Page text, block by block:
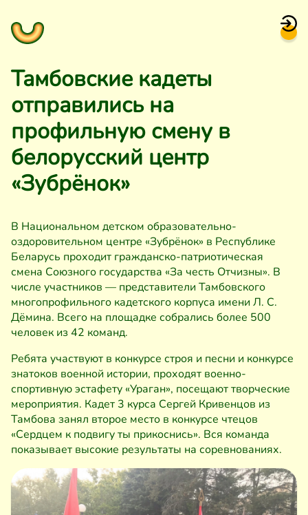
Тамбовские кадеты
отправились на
профильную смену в
белорусский центр
«Зубрёнок»
В Национальном детском образовательно-
оздоровительном центре «Зубрёнок» в Республике
Беларусь проходит гражданско-патриотическая
смена Союзного государства «За честь Отчизны». В
числе участников — представители Тамбовского
многопрофильного кадетского корпуса имени Л. С.
Дёмина. Всего на площадке собрались более 500
человек из 42 команд.
Ребята участвуют в конкурсе строя и песни и конкурсе
знатоков военной истории, проходят военно-
спортивную эстафету «Ураган», посещают творческие
мероприятия. Кадет 3 курса Сергей Кривенцов из
Тамбова занял второе место в конкурсе чтецов
«Сердцем к подвигу ты прикоснись». Вся команда
показывает высокие результаты на соревнованиях.